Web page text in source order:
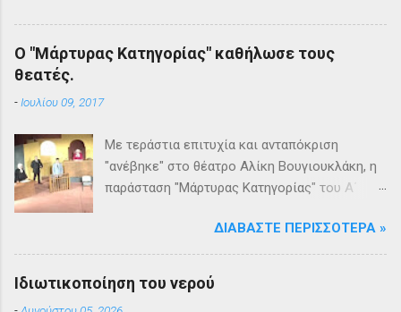
Ο "Μάρτυρας Κατηγορίας" καθήλωσε τους
θεατές.
-Ιουλίου 09, 2017
Με τεράστια επιτυχία και ανταπόκριση
"ανέβηκε" στο θέατρο Αλίκη Βουγιουκλάκη, η
παράσταση "Μάρτυρας Κατηγορίας" του Α΄
Βριλησσίων. Το θέατρο γέμισε και πάνω από
1500 θεατές και τις δύο βραδιές απόλαυσαν
κυριολεκτικά μία σπουδαία παράσταση
υψηλής δραματουργίας. Το έργο της Αγκάθα
ΔΙΑΒΆΣΤΕ ΠΕΡΙΣΣΌΤΕΡΑ »
Ιδιωτικοποίηση του νερού